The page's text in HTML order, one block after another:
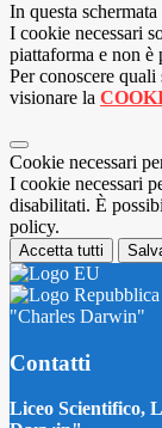
In questa
I cookie necessari
piattaforma e non è
Per conoscere
visionare la
Cookie necessari
I cookie necessari
disabilitati. È
policy.
Accetta tutti
"Charles Darwin"
Contatti
Liceo Scientifico,